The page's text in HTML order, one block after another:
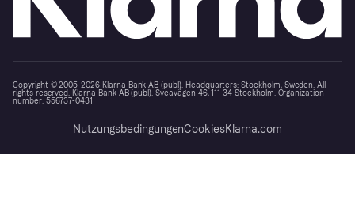
Copyright © 2005-2026 Klarna Bank AB (publ). Headquarters: Stockholm, Sweden. All
rights reserved. Klarna Bank AB (publ). Sveavägen 46, 111 34 Stockholm. Organization
number: 556737-0431
NutzungsbedingungenCookiesKlarna.com